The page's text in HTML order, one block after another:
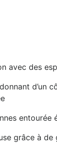
avec des
d’un
entourée
grâce à